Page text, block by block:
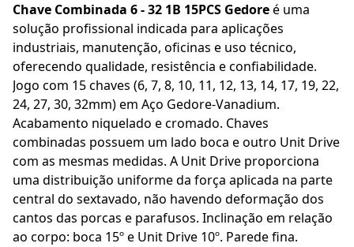
Chave Combinada 6 - 32 1B 15PCS Gedoreé uma
solução profissional indicada para aplicações
industriais, manutenção, oficinas e uso técnico,
oferecendo qualidade, resistência e confiabilidade.
Jogo com 15 chaves (6, 7, 8, 10, 11, 12, 13, 14, 17, 19, 22,
24, 27, 30, 32mm) em Aço Gedore-Vanadium.
Acabamento niquelado e cromado. Chaves
combinadas possuem um lado boca e outro Unit Drive
com as mesmas medidas. A Unit Drive proporciona
uma distribuição uniforme da força aplicada na parte
central do sextavado, não havendo deformação dos
cantos das porcas e parafusos. Inclinação em relação
ao corpo: boca 15º e Unit Drive 10º. Parede fina.